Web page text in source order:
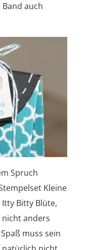
auch
Spruch
Kleine
Bitty Blüte,
anders
muss sein